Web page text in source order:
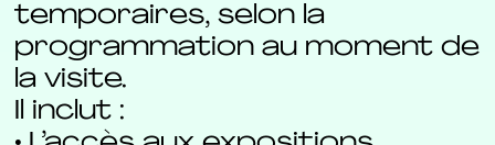
temporaires, selon la
programmation au moment de
la visite.
Il inclut :